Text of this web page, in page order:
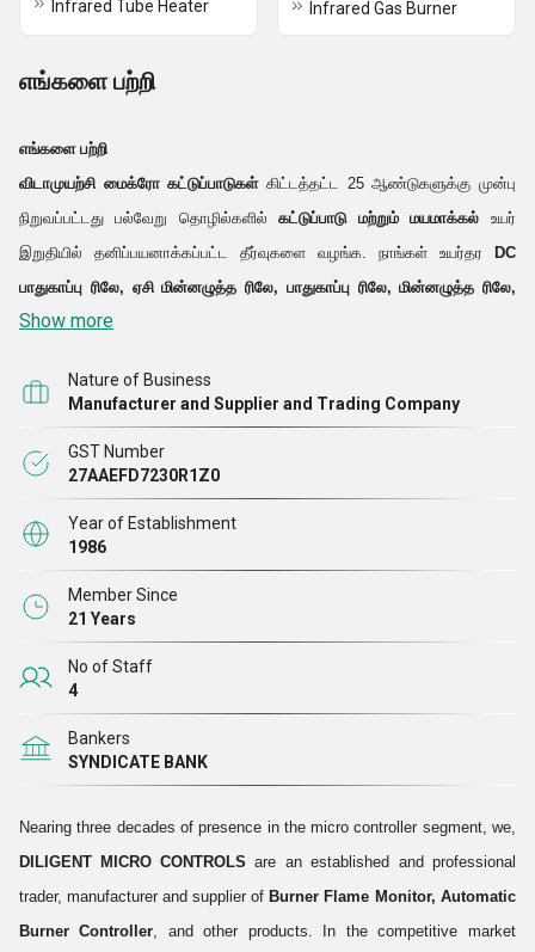
Infrared Tube Heater
Infrared Gas Burner
எங்களை பற்றி
எங்களை பற்றி
விடாமுயற்சி மைக்ரோ கட்டுப்பாடுகள்கிட்டத்தட்ட 25 ஆண்டுகளுக்கு முன்பு
நிறுவப்பட்டது பல்வேறு தொழில்களில் கட்டுப்பாடு மற்றும் மயமாக்கல் உயர்
இறுதியில் தனிப்பயனாக்கப்பட்ட தீர்வுகளை வழங்க. நாங்கள் உயர்தர
DC
பாதுகாப்பு ரிலே, ஏசி மின்னழுத்த ரிலே, பாதுகாப்பு ரிலே, மின்னழுத்த ரிலே,
சுடர் கண்ட்ரோலர்கள், சுடர் சென்சார்கள், SMPS பவர் சப்ளை, பேட்டரி சார்ஜர்,
அமைப்புகள் மற்றும் கணினிகளுக்கு பிற உள்நாட்டு மாற்றாக வழங்குகிறோம்.
OEM களுக்கான செலவை மேம்படுத்துவதற்காக இறுதி-பயனரை மனதில்
வைத்திருக்கும் தரமான தீர்வுகளை நாங்கள் வடிவமைக்கிறோம். தயாரிப்புகளின்
நீண்ட ஆயுள் செயல்திறனை உறுதிப்படுத்தும் வடிவமைப்பு சகிப்புத்தன்மைகளை
இறுதி செய்யும் போது இயக்க சூழலுக்கு நாங்கள் முழுமையாக
அதன் தயாரிப்பு மற்றும் வாடிக்கையாளர் சேவையின் உயர் தரநிலை காரணமாக
ஆதரித்த எங்கள் 'திருப்திகரமான OEM களால் இது ஒப்புதல்
இழுக்கப்படும் புதிய OEM களின் பட்டியல் அதிகரித்து வருகிறது.
எந்தவொரு கட்டத்திலிருந்தும் தனிப்பயனாக்கப்பட்ட தீர்வை வடிவமைத்தல்
நாம் லேமன் மொழியை புரிந்துகொள்வதற்கான மேடையில் இருந்து
ஆரம்பிக்கிறோம், பின்னர் அதை பொறியியல் மொழியாக மாற்றினோம். அதன்
பிறகு, தீர்வுகளை ஒருங்கிணைத்து, பல்வேறு செயல்திறன் அளவுருக்கள் மற்றும்
கட்டுப்பாடுகளில் அதை ஆராய்வோம். பல்வேறு முன்மாதிரிகளை குறுகிய
Show more
Nature of Business
Manufacturer and Supplier and Trading Company
GST Number
27AAEFD7230R1Z0
Year of Establishment
1986
Member Since
21 Years
No of Staff
4
Bankers
SYNDICATE BANK
Nearing three decades of presence in the micro controller segment, we,
DILIGENT MICRO CONTROLS are an established and professional
trader, manufacturer and supplier of Burner Flame Monitor, Automatic
Burner Controller, and other products. In the competitive market